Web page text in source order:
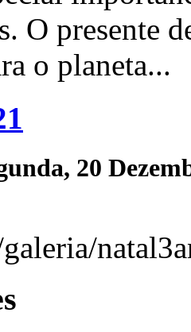
O presente
o planeta...
20